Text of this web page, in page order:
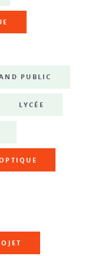
PUBLIC
LYCÉE